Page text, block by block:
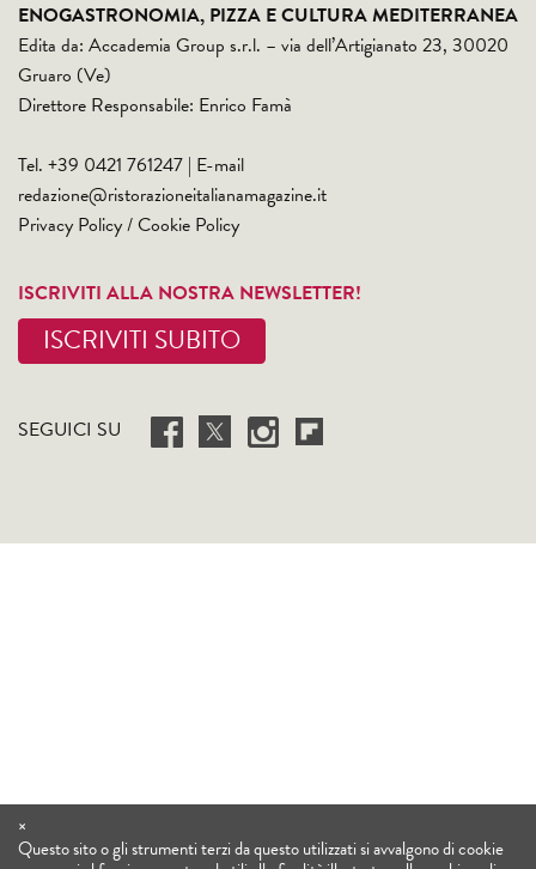
ENOGASTRONOMIA, PIZZA E CULTURA MEDITERRANEA
Edita da: Accademia Group s.r.l. – via dell’Artigianato 23, 30020
Gruaro (Ve)
Direttore Responsabile: Enrico Famà
Tel. +39 0421 761247 | E-mail
redazione@ristorazioneitalianamagazine.it
Privacy Policy/Cookie Policy
ISCRIVITI ALLA NOSTRA NEWSLETTER!
ISCRIVITI SUBITO
SEGUICI SU
×
Questo sito o gli strumenti terzi da questo utilizzati si avvalgono di cookie